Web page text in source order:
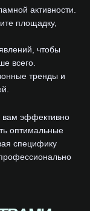
активности.
площадку,
чтобы
всего.
тренды и
вам эффективно
оптимальные
специфику